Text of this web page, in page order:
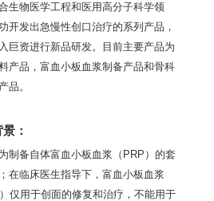
生物医学工程和医用高分子科学领
开发出急慢性创口治疗的系列产品，
巨资进行新品研发。目前主要产品为
产品，富血小板血浆制备产品和骨科
品。
：
制备自体富血小板血浆（PRP）的套
在临床医生指导下，富血小板血浆
）仅用于创面的修复和治疗，不能用于